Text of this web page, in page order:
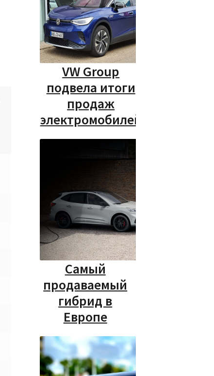
VW Group
подвела итоги
продаж
электромобилей
Самый
продаваемый
гибрид в
Европе